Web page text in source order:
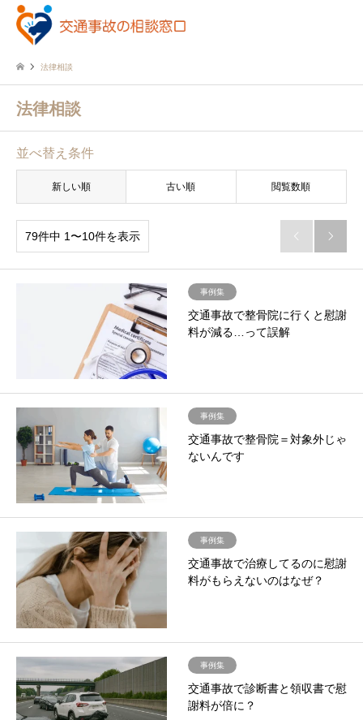
法律相談
法律相談
並べ替え条件
新しい順 古い順 閲覧数順
79件中 1〜10件を表示  
事例集
交通事故で整骨院に行くと慰謝
料が減る…って誤解
事例集
交通事故で整骨院＝対象外じゃ
ないんです
事例集
交通事故で治療してるのに慰謝
料がもらえないのはなぜ？
事例集
交通事故で診断書と領収書で慰
謝料が倍に？